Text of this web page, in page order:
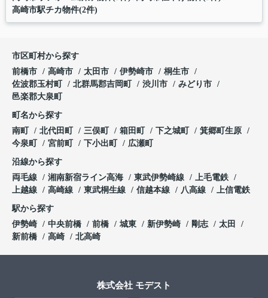
高崎市駅チカ物件(2件)
市区町村から探す
前橋市
高崎市 太田市 伊勢崎市
桐生市
佐波郡玉村町
北群馬郡吉岡町 渋川市
みどり市
邑楽郡大泉町
町名から探す
南町
北代田町 三俣町 箱田町 下之城町
箕郷町生原
今泉町
宮前町 下小出町 広瀬町
沿線から探す
両毛線
湘南新宿ライン高海 東武伊勢崎線
上毛電鉄
上越線
高崎線 東武桐生線 信越本線 八高線 上信電鉄
駅から探す
伊勢崎
中央前橋 前橋 城東 新伊勢崎 剛志
太田
新前橋
高崎 北高崎
株式会社 モデスト